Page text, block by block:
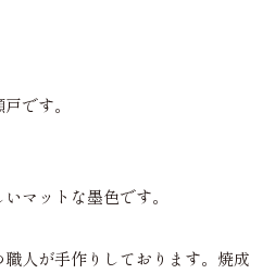
です。
マットな墨色です。
人が手作りしております。焼成